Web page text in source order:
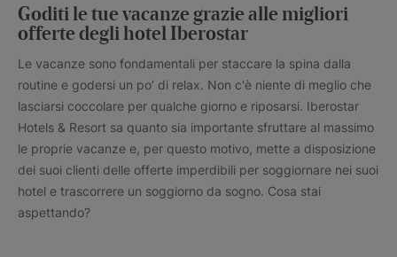
Goditi le tue vacanze grazie alle migliori
offerte degli hotel Iberostar
Le vacanze sono fondamentali per staccare la spina dalla
routine e godersi un po’ di relax. Non c'è niente di meglio che
lasciarsi coccolare per qualche giorno e riposarsi. Iberostar
Hotels & Resort sa quanto sia importante sfruttare al massimo
le proprie vacanze e, per questo motivo, mette a disposizione
dei suoi clienti delle offerte imperdibili per soggiornare nei suoi
hotel e trascorrere un soggiorno da sogno. Cosa stai
aspettando?